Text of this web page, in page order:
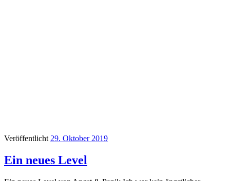
Veröffentlicht 29. Oktober 2019
Ein neues Level